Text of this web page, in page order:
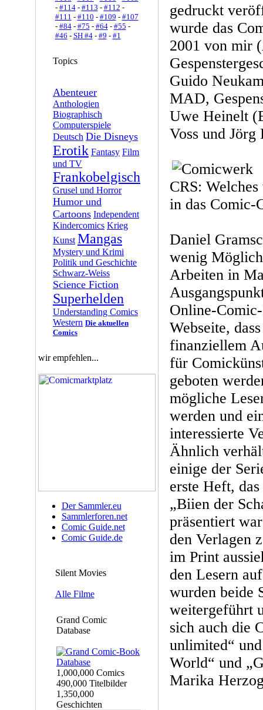
- #114- #113 - #112 -
#111 - #110 - #109 - #107
- #84- #75 - #64- #55 -
#46 - SH #4- #9 - #1
Topics
Abenteuer
Anthologien
Biographisch
Computerspiele
Deutsch Die Disneys
Erotik Fantasy Film
und TV
Frankobelgisch
Grusel und Horror
Humor und
Cartoons Independent
Kindercomics Krieg
Kunst Mangas
Mystery und Krimi
Politik und Geschichte
Schwarz-Weiss
Science Fiction
Superhelden
Understanding Comics
Western Die aktuellen
Comics
wir empfehlen...
Der Sammler.eu
Sammlerforen.net
Comic Guide.net
Comic Guide.de
Silent Movies
Alle Filme
Grand Comic
Database
1,000,000 Comics
490,000 Titelbilder
1,350,000
Geschichten
gedruckt
wurde das
2001 von mir
Guido
MAD,
Uwe Heinelt
Voss und Jörg
CRS:
in das Comic-
Daniel
wenig
Arbeiten in
Online-
Webseite,
finanziellem
für
geboten
mögliche
werden und
interessierte
Ähnlich
einige der
erste Heft,
„Biien der
präsentiert
den Verlagen
im Print
den Lesern
wurden beide
weitergeführt
sich auch die
unlimited“
World“ und
Marika